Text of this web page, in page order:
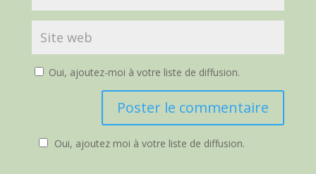
Oui, ajoutez-moi à votre liste de diffusion.
Oui, ajoutez moi à votre liste de diffusion.